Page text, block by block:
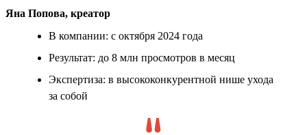
Яна Попова, креатор
В компании: с октября 2024 года
Результат: до 8 млн просмотров в месяц
Экспертиза: в высококонкурентной нише ухода
за собой